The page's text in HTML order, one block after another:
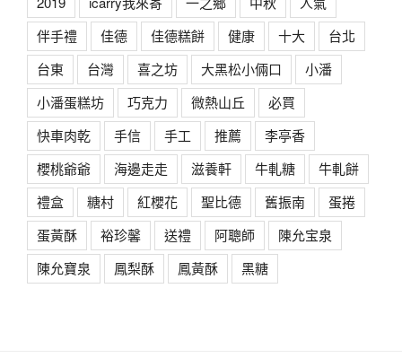
伴手禮
佳德 佳德糕餅 健康 十大
台北
台東
台灣 喜之坊 大黑松小倆口
小潘
小潘蛋糕坊
巧克力 微熱山丘
必買
快車肉乾
手信 手工 推薦
李亭香
櫻桃爺爺
海邊走走 滋養軒 牛軋糖
牛軋餅
禮盒
糖村 紅櫻花 聖比德 舊振南
蛋捲
蛋黃酥
裕珍馨 送禮 阿聰師
陳允宝泉
陳允寶泉
鳳梨酥 鳳黃酥 黑糖